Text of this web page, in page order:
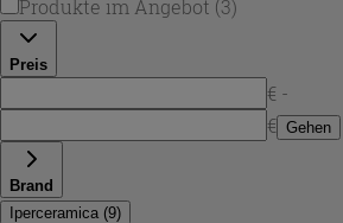
Produkte im Angebot (3)
Preis
€ -
€ Gehen
Brand
Iperceramica (9)